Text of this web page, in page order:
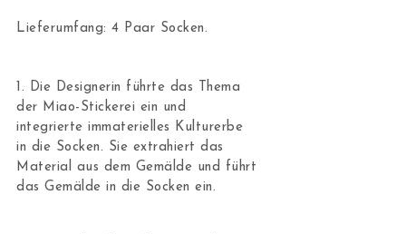
Lieferumfang: 4 Paar Socken.
1. Die Designerin führte das Thema
der Miao-Stickerei ein und
integrierte immaterielles Kulturerbe
in die Socken. Sie extrahiert das
Material aus dem Gemälde und führt
das Gemälde in die Socken ein.